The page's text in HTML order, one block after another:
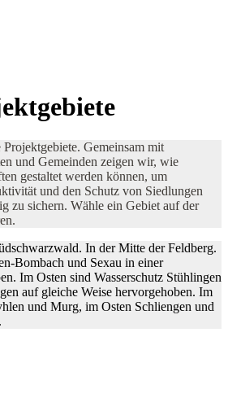
Gemeinsam mit
und Gemeinden zeigen wir, wie
gestaltet werden können, um
und den Schutz von Siedlungen
zu sichern. Wähle ein Gebiet auf der